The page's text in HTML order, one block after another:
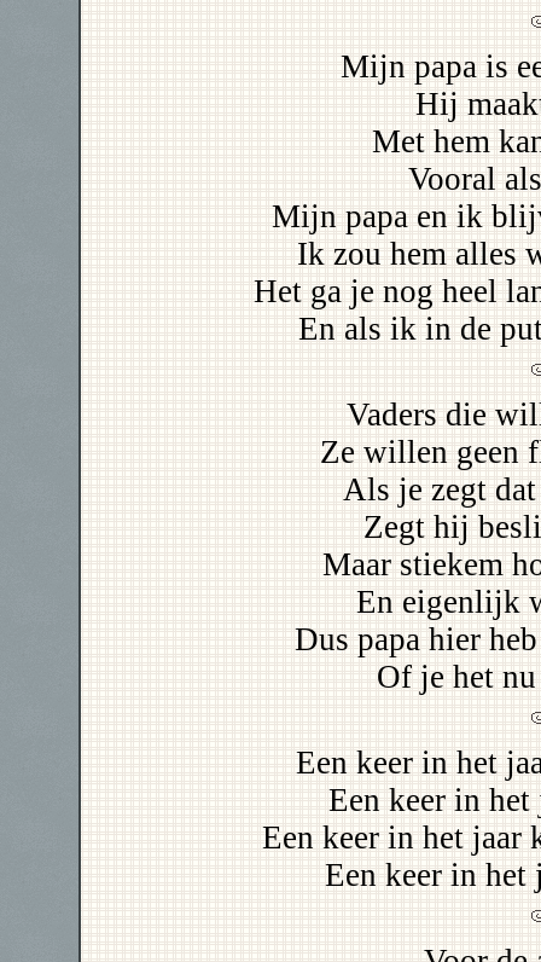
Mijn papa is
Hij
Met hem
Vooral
Mijn papa en ik
Ik zou hem alles
Het ga je nog heel
En als ik in de
Vaders die
Ze willen geen
Als je zegt
Zegt hij
Maar stiekem
En eigenlijk
Dus papa hier
Of je het
Een keer in het
Een keer in
Een keer in het jaar
Een keer in